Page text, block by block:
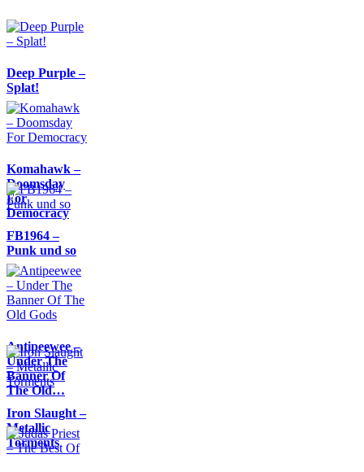
Deep Purple –
Splat!
Komahawk –
Doomsday
For
Democracy
FB1964 –
Punk und so
Antipeewee –
Under The
Banner Of
The Old…
Iron Slaught –
Metallic
Torments